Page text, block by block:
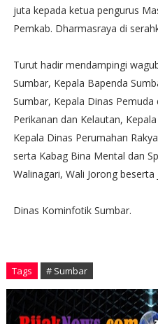
juta kepada ketua pengurus
Pemkab. Dharmasraya di
Turut hadir mendampingi
Sumbar, Kepala Bapenda
Sumbar, Kepala Dinas
Perikanan dan Kelautan,
Kepala Dinas Perumahan
serta Kabag Bina Mental dan
Walinagari, Wali Jorong
Dinas Kominfotik Sumbar.
Tags # Sumbar